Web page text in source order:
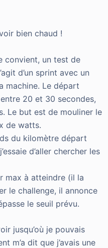
bien chaud !
convient, un test de
d’un sprint avec un
machine. Le départ
20 et 30 secondes,
Le but est de mouliner le
de watts.
du kilomètre départ
d’aller chercher les
max à atteindre (il la
le challenge, il annonce
le seuil prévu.
jusqu’où je pouvais
m’a dit que j’avais une